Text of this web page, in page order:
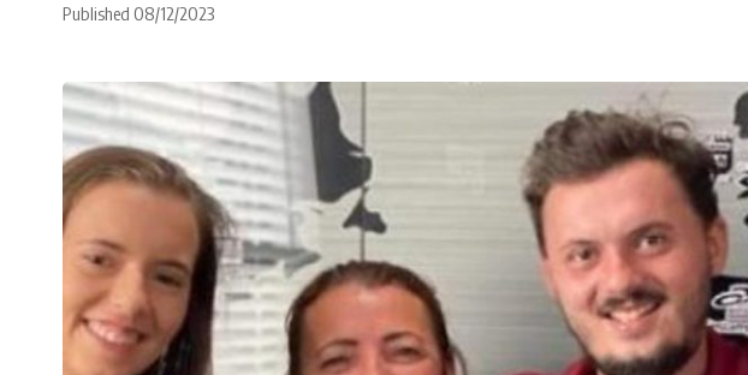
Published 08/12/2023